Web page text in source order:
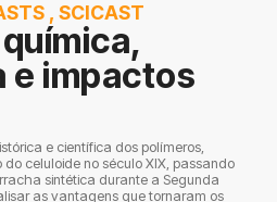
, SCICAST
e impactos
e científica dos polímeros,
celuloide no século XIX, passando
sintética durante a Segunda
as vantagens que tornaram os